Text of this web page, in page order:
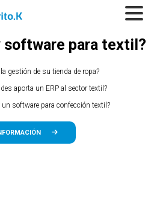
software para textil?
gestión de su tienda de ropa?
aporta un ERP al sector textil?
software para confección textil?